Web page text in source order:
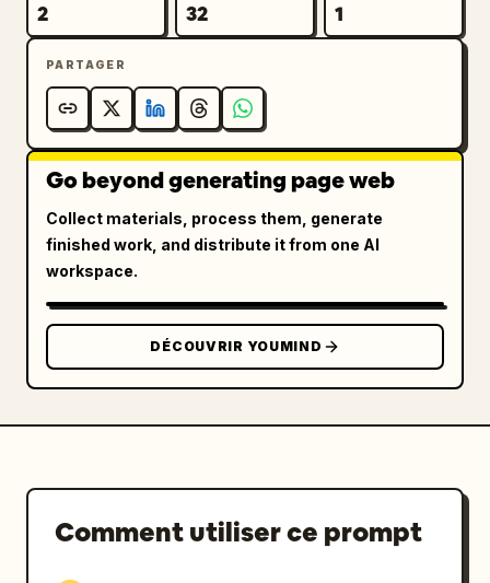
2 32 1
PARTAGER
Go beyond generating page web
Collect materials, process them, generate
finished work, and distribute it from one AI
workspace.
DÉCOUVRIR YOUMIND
Comment utiliser ce prompt